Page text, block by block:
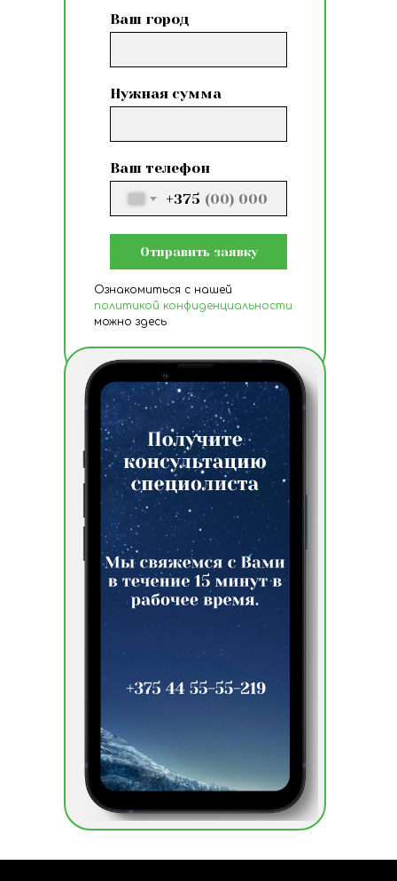
Ваш город
Нужная сумма
Ваш телефон
+375
Отправить заявку
Ознакомиться с нашей
политикой конфиденциальности
можно здесь